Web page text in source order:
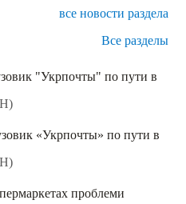
все новости раздела
Все разделы
"Укрпочты" по пути в
«Укрпочты» по пути в
проблеми